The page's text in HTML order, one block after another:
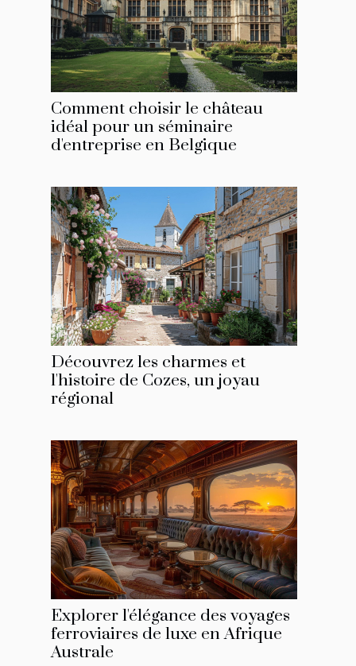
Comment choisir le château
idéal pour un séminaire
d'entreprise en Belgique
Découvrez les charmes et
l'histoire de Cozes, un joyau
régional
Explorer l'élégance des voyages
ferroviaires de luxe en Afrique
Australe